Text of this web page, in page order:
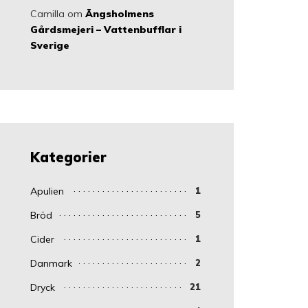
Camilla om Ängsholmens
Gårdsmejeri – Vattenbufflar i
Sverige
Kategorier
Apulien 1
Bröd 5
Cider 1
Danmark 2
Dryck 21